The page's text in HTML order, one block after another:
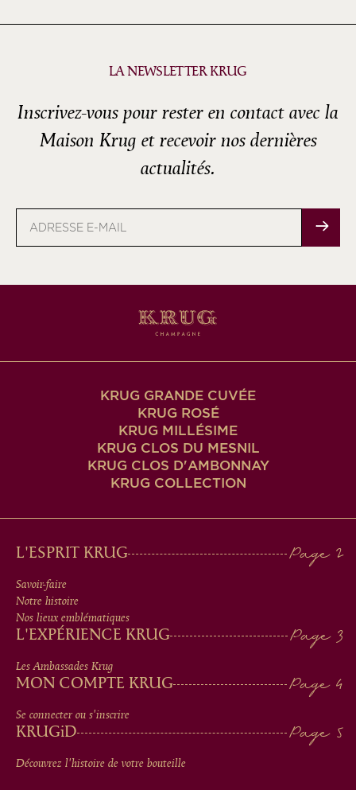
LA NEWSLETTER KRUG
Inscrivez-vous pour rester en contact avec la
Maison Krug et recevoir nos dernières
actualités.
KRUG GRANDE CUVÉE
KRUG ROSÉ
KRUG MILLÉSIME
KRUG CLOS DU MESNIL
KRUG CLOS D'AMBONNAY
KRUG COLLECTION
MAIN
MEN
IN
FOOTER
L'ESPRIT KRUG
Savoir-faire
Notre histoire
Nos lieux emblématiques
L'EXPÉRIENCE KRUG
Les Ambassades Krug
MON COMPTE KRUG
Se connecter ou s'inscrire
KRUGiD
Découvrez l'histoire de votre bouteille